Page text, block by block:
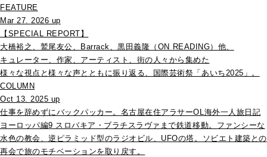
FEATURE
Mar 27. 2026 up
【SPECIAL REPORT】
大橋裕之、鷲尾友公、Barrack、黒田義隆（ON READING）他、
キュレーター、作家、アーティスト、街の人々から集めた
様々な視点と様々な声とともに振り返る、国際芸術祭「あいち2025」。
COLUMN
Oct 13. 2025 up
仕事を辞めずにバックパッカー。名古屋在住アラサーOL海外一人旅日記
ヨーロッパ編9 スロバキア・ブラチスラヴァまで鉄道移動。ファンシーな
水色の教会、逆ピラミッド型のラジオビル、UFOの塔。ソビエト建築との
再会で旅のモチベーションを取り戻す。